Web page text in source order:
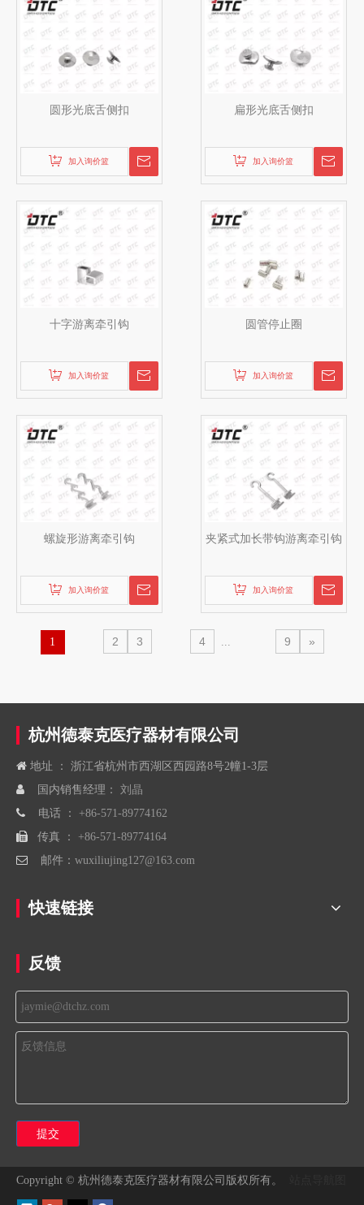
圆形光底舌侧扣
加入询价篮
扁形光底舌侧扣
加入询价篮
十字游离牵引钩
加入询价篮
圆管停止圈
加入询价篮
螺旋形游离牵引钩
加入询价篮
夹紧式加长带钩游离牵引钩
加入询价篮
1 2 3 4 ... 9 »
杭州徳泰克医疗器材有限公司
 地址 ： 浙江省杭州市西湖区西园路8号2幢1-3层
 国内销售经理： 刘晶
 电话 ： +86-571-89774162
 传真 ： +86-571-89774164
 邮件： wuxiliujing127@163.com
快速链接
反馈
提交
Copyright © 杭州德泰克医疗器材有限公司版权所有。